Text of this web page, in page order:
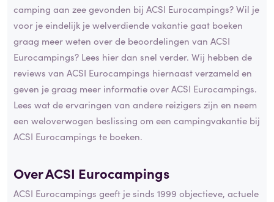
camping aan zee gevonden bij ACSI Eurocampings? Wil je
voor je eindelijk je welverdiende vakantie gaat boeken
graag meer weten over de beoordelingen van ACSI
Eurocampings? Lees hier dan snel verder. Wij hebben de
reviews van ACSI Eurocampings hiernaast verzameld en
geven je graag meer informatie over ACSI Eurocampings.
Lees wat de ervaringen van andere reizigers zijn en neem
een weloverwogen beslissing om een campingvakantie bij
ACSI Eurocampings te boeken.
Over ACSI Eurocampings
ACSI Eurocampings geeft je sinds 1999 objectieve, actuele